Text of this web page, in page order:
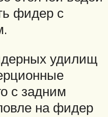
фидер с
удилищ
с задним
на фидер